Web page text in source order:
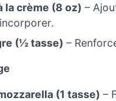
la crème (8 oz) –
(½ tasse) –
(1 tasse) –